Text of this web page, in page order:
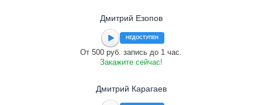
Дмитрий Езопов
НЕДОСТУПЕН
От 500 руб. запись до 1 час.
Закажите сейчас!
Дмитрий Карагаев